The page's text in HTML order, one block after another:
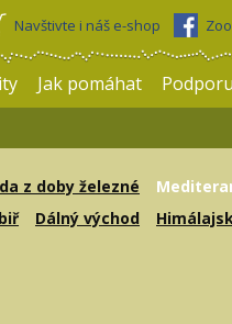
Navštivte i náš e-shop Zoo
Jak pomáhat
z doby železné
Dálný východ